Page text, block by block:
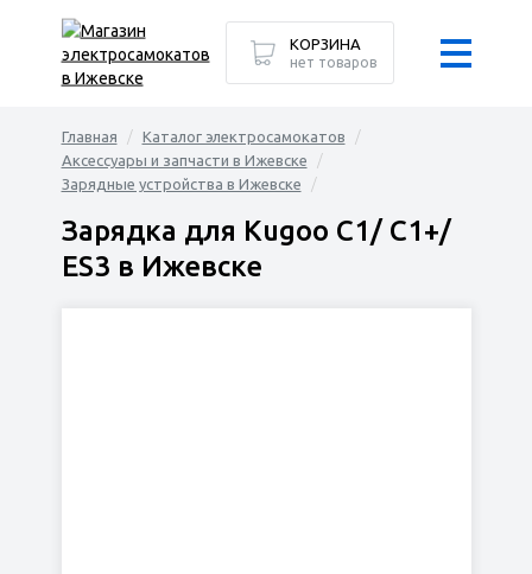
Главная
Каталог электросамокатов
Аксессуары и запчасти в Ижевске
Зарядные устройства в Ижевске
Зарядка для Kugoo C1/ C1+/
ES3 в Ижевске
КОРЗИНА
нет товаров